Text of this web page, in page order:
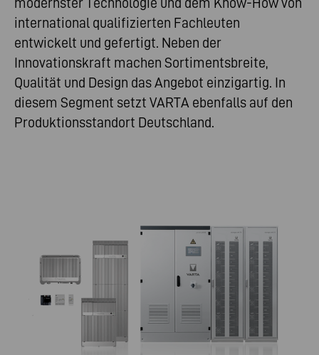
international qualifizierten Fachleuten
entwickelt und gefertigt. Neben der
Innovationskraft machen Sortimentsbreite,
Qualität und Design das Angebot einzigartig. In
diesem Segment setzt VARTA ebenfalls auf den
Produktionsstandort Deutschland.